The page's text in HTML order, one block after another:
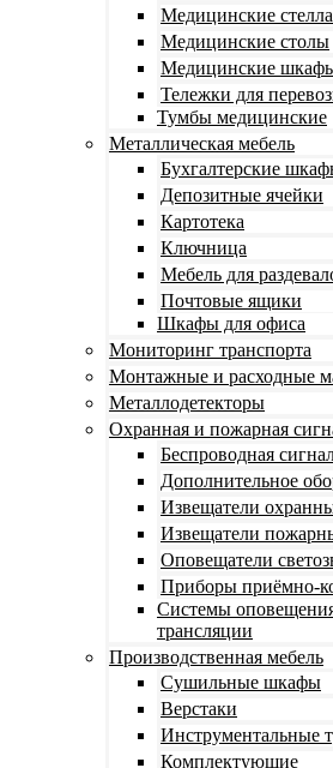
Медицинские
Медицинские столы
Медицинские
Тележки для
Тумбы медицинские
Металлическая мебель
Бухгалтерские
Депозитные ячейки
Картотека
Ключница
Мебель для
Почтовые ящики
Шкафы для офиса
Мониторинг транспорта
Монтажные и расходные
Металлодетекторы
Охранная и пожарная
Беспроводная
Дополнительное
Извещатели
Извещатели
Оповещатели
Приборы приёмно-
Системы
трансляции
Производственная мебель
Cушильные шкафы
Верстаки
Инструментальные
Комплектующие